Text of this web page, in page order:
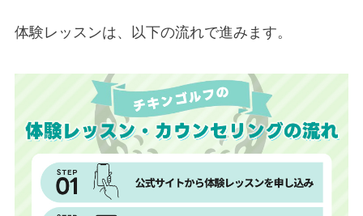
体験レッスンは、以下の流れで進みます。